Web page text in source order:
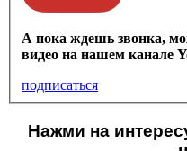
А пока ждешь звонка,
видео на нашем канале
подписаться
Нажми на